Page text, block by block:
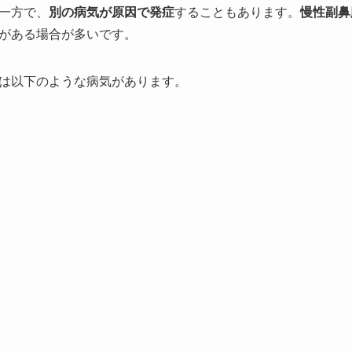
方で、 別の病気が原因で発症することもあります。慢性副
ある場合が多いです。
以下のような病気があります。